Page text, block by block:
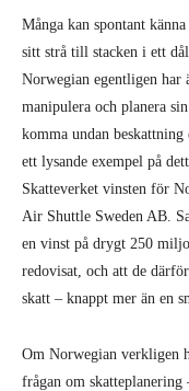
Många kan spontant
sitt strå till stacken i ett
Norwegian egentligen har
manipulera och planera
komma undan
ett lysande exempel på
Skatteverket vinsten för
Air Shuttle Sweden AB.
en vinst på drygt 250
redovisat, och att de
skatt – knappt mer än en
Om Norwegian verkligen
frågan om